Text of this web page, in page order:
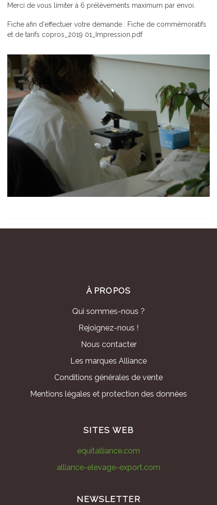
Merci de vous limiter à 6 prélèvements maximum par envoi.
Fiche afin d'effectuer votre demande : Fiche de commémoratifs
et de tarifs copros_2019 01_Impression.pdf
À PROPOS
Qui sommes-nous ?
Rejoignez-nous !
Nous contacter
Les marques Alliance
Conditions générales de vente
Mentions légales et protection des données
SITES WEB
equitalliance.com
alliance-elevage-export.com
NEWSLETTER